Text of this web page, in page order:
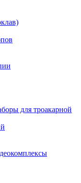
для троакарной